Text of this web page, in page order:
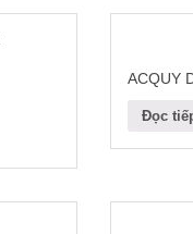
ACQUY
Đọc